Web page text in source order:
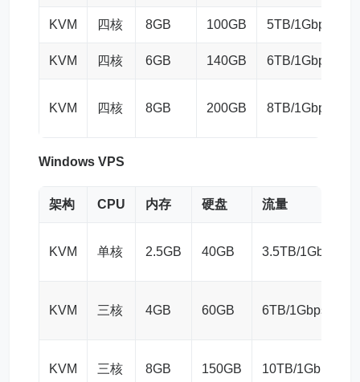
KVM 四核 8GB 100GB 5TB/1Gbps
KVM 四核 6GB 140GB 6TB/1Gbps
KVM 四核 8GB 200GB 8TB/1Gbps
Windows VPS
架构 CPU 内存 硬盘 流量
KVM 单核 2.5GB 40GB 3.5TB/1Gbps
KVM 三核 4GB 60GB 6TB/1Gbps
KVM 三核 8GB 150GB 10TB/1Gbps